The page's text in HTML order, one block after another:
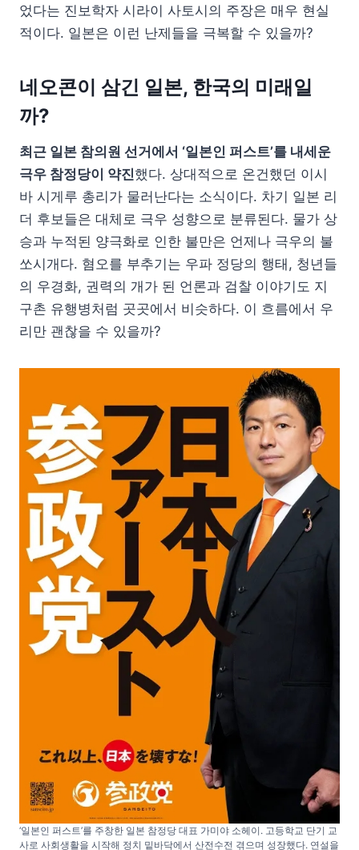
었다는 진보학자 시라이 사토시의 주장은 매우 현실
적이다. 일본은 이런 난제들을 극복할 수 있을까?
네오콘이 삼긴 일본, 한국의 미래일
까?
최근 일본 참의원 선거에서 ‘일본인 퍼스트’를 내세운
극우 참정당이 약진했다. 상대적으로 온건했던 이시
바 시게루 총리가 물러난다는 소식이다. 차기 일본 리
더 후보들은 대체로 극우 성향으로 분류된다. 물가 상
승과 누적된 양극화로 인한 불만은 언제나 극우의 불
쏘시개다. 혐오를 부추기는 우파 정당의 행태, 청년들
의 우경화, 권력의 개가 된 언론과 검찰 이야기도 지
구촌 유행병처럼 곳곳에서 비슷하다. 이 흐름에서 우
리만 괜찮을 수 있을까?
‘일본인 퍼스트’를 주창한 일본 참정당 대표 가미야 소헤이. 고등학교 단기 교
사로 사회생활을 시작해 정치 밑바닥에서 산전수전 겪으며 성장했다. 연설을